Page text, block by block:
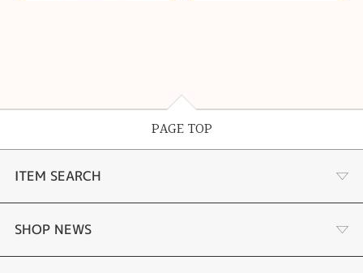
PAGE TOP
ITEM SEARCH
婚約指輪
SHOP NEWS